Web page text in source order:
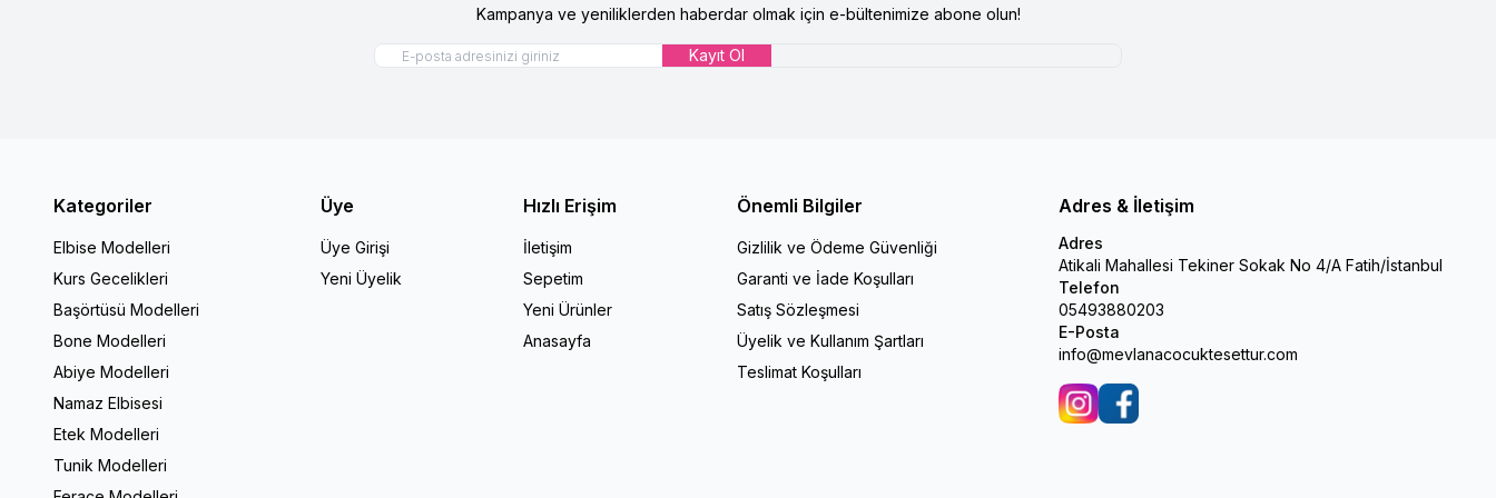
Kampanya ve yeniliklerden haberdar olmak için e-bültenimize abone olun!
Kayıt Ol
Kategoriler
Elbise Modelleri
Kurs Gecelikleri
Başörtüsü Modelleri
Bone Modelleri
Abiye Modelleri
Namaz Elbisesi
Etek Modelleri
Tunik Modelleri
Üye
Üye Girişi
Yeni Üyelik
Hızlı Erişim
İletişim
Sepetim
Yeni Ürünler
Anasayfa
Önemli Bilgiler
Gizlilik ve Ödeme Güvenliği
Garanti ve İade Koşulları
Satış Sözleşmesi
Üyelik ve Kullanım Şartları
Teslimat Koşulları
Adres & İletişim
Adres
Atikali Mahallesi Tekiner Sokak No 4/A Fatih/İstanbul
Telefon
05493880203
E-Posta
info@mevlanacocuktesettur.com
İnstagramFacebook